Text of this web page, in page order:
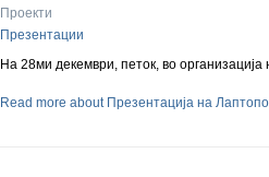
Проекти
Презентации
На 28ми декември, петок, во
Read more about Презентација на